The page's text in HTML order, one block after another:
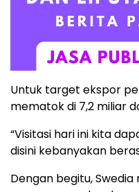
Untuk target ekspor
mematok di 7,2 miliar
“Visitasi hari ini kita
disini kebanyakan
Dengan begitu,